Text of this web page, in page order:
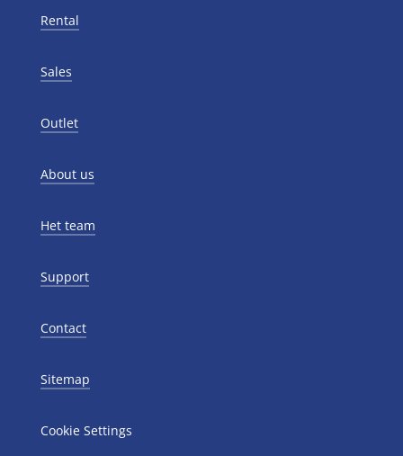
Rental
Sales
Outlet
About us
Het team
Support
Contact
Sitemap
Cookie Settings